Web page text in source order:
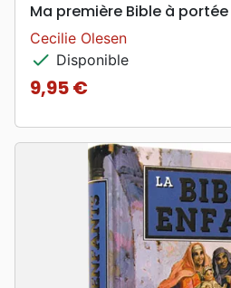
Ma première Bible à
Cecilie Olesen
check Disponible
Prix
9,95 €